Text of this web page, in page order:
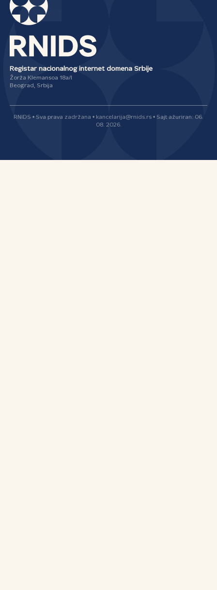
Registar nacionalnog internet domena Srbije
Žorža Klemansoa 18a/I
Beograd, Srbija
RNIDS • Sva prava zadržana • kancelarija@rnids.rs • Sajt ažuriran: 06.
08. 2026.